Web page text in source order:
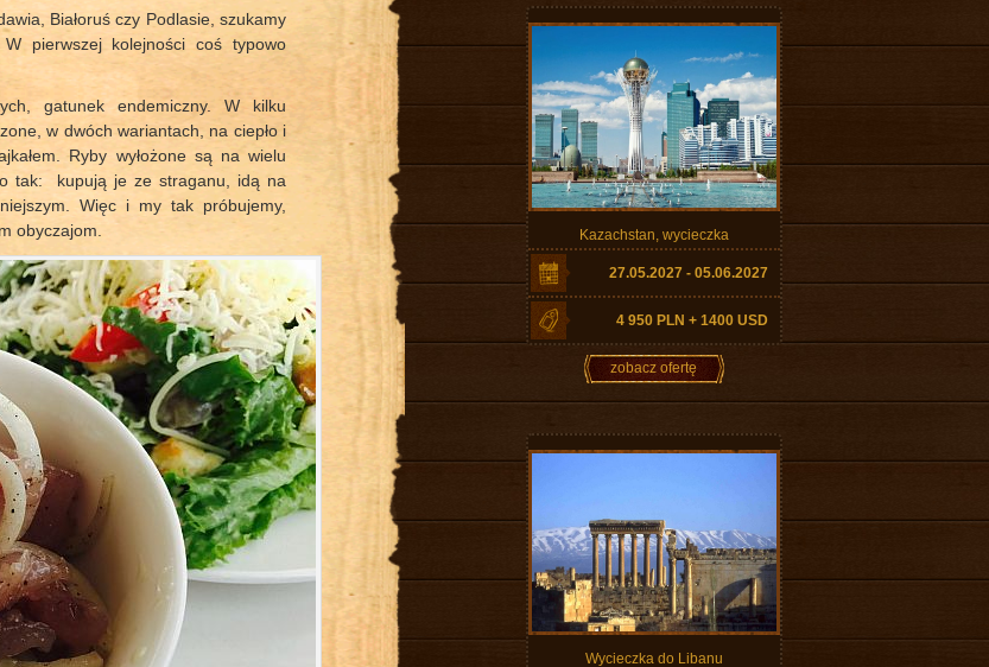
Białoruś czy Podlasie, szukamy
W pierwszej kolejności coś typowo
gatunek endemiczny. W kilku
w dwóch wariantach, na ciepło i
Ryby wyłożone są na wielu
tak: kupują je ze straganu, idą na
Więc i my tak próbujemy,
obyczajom.
Kazachstan, wycieczka
27.05.2027 - 05.06.2027
4 950 PLN + 1400 USD
zobacz ofertę
Wycieczka do Libanu